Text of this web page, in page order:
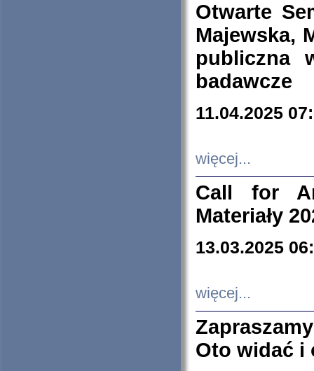
Otwarte
Majewska,
publiczna
badawcze
11.04.2025
więcej...
Call for
Materiały
13.03.2025
więcej...
Oto widać i